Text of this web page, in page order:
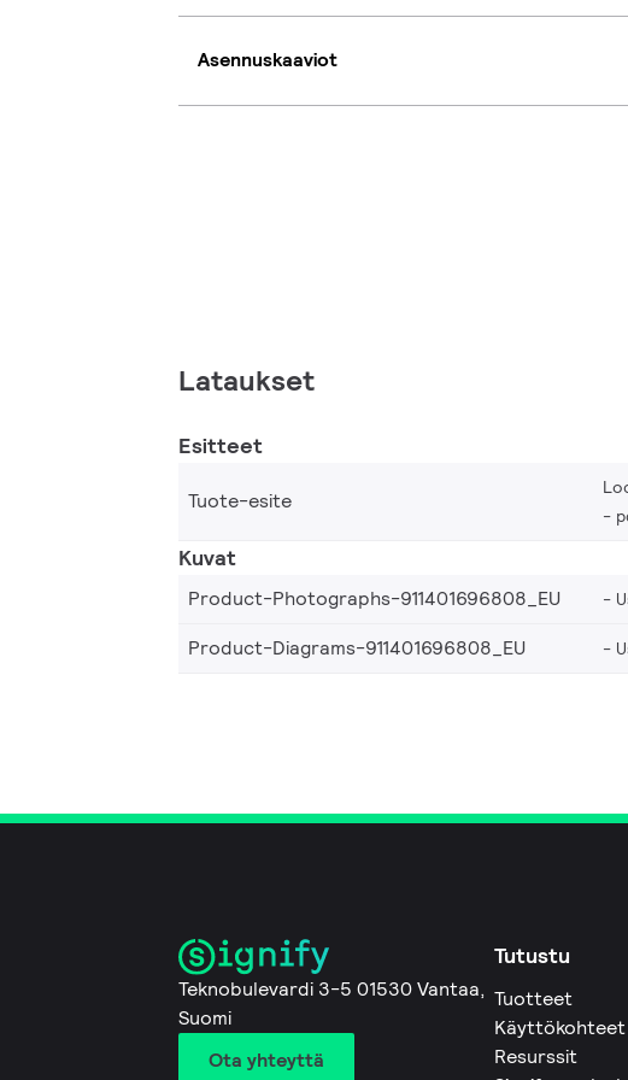
Asennuskaaviot
Lataukset
Esitteet
Tuote-esite
Kuvat
Product-Photographs-911401696808_EU
Product-Diagrams-911401696808_EU
Teknobulevardi 3-5 01530 Vantaa,
Suomi
Ota yhteyttä
Tutustu
Tuotteet
Käyttökohteet
Resurssit